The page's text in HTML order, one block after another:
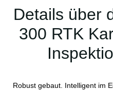
Details über
300 RTK
Robust gebaut. Intelligent im